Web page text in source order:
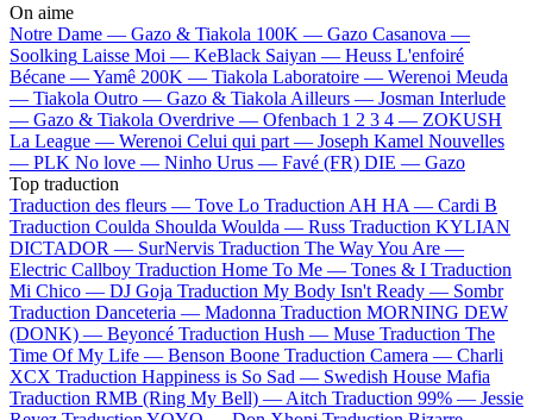
On aime
Notre Dame — Gazo & Tiakola 100K — Gazo Casanova —
Soolking Laisse Moi — KeBlack Saiyan — Heuss L'enfoiré
Bécane —Yamê 200K — Tiakola Laboratoire — Werenoi Meuda
— Tiakola Outro — Gazo & Tiakola Ailleurs — Josman Interlude
— Gazo & Tiakola Overdrive — Ofenbach 1 2 3 4 — ZOKUSH
La League — Werenoi Celui qui part — Joseph Kamel Nouvelles
— PLK No love — Ninho Urus — Favé (FR) DIE — Gazo
Top traduction
Traduction des fleurs — Tove Lo Traduction AH HA — Cardi B
Traduction Coulda Shoulda Woulda — Russ Traduction KYLIAN
DICTADOR — SurNervis Traduction The Way You Are —
Electric Callboy Traduction Home To Me — Tones & I Traduction
Mi Chico — DJ Goja Traduction My Body Isn't Ready — Sombr
Traduction Danceteria — Madonna Traduction MORNING DEW
(DONK) — Beyoncé Traduction Hush — Muse Traduction The
Time Of My Life — Benson Boone Traduction Camera — Charli
XCX Traduction Happiness is So Sad — Swedish House Mafia
Traduction RMB (Ring My Bell) — Aitch Traduction 99% — Jessie